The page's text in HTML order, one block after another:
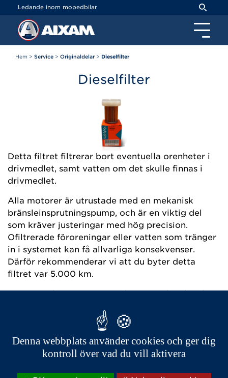
Ledande inom mopedbilar
Hem > Service > Originaldelar > Dieselfilter
Dieselfilter
Detta filtret filtrerar bort eventuella orenheter i
drivmedlet, samt vatten om det skulle finnas i
drivmedlet.
Alla motorer är utrustade med en mekanisk
bränsleinsprutningspump, och är en viktig del
som kräver justeringar med hög precision.
Ofiltrerade föroreningar eller vatten som tränger
in i systemet kan få allvarliga konsekvenser.
Därför rekommenderar vi att du byter detta
filtret var 5.000 km.
Dessutom bör en AIXAM auktoriserad mekaniker
mekanisk kunskap. Det handlar om en reservdel
som är avgörande för din motors hälsa.
Cookie- hanteringspanel
Denna webbplats använder cookies och ger dig
kontroll över vad du vill aktivera